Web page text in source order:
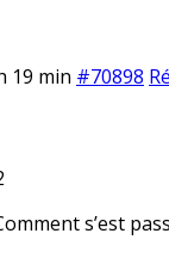
19 min #70898
s’est